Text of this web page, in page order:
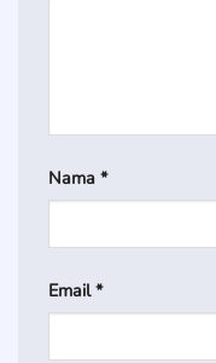
Nama *
Email*